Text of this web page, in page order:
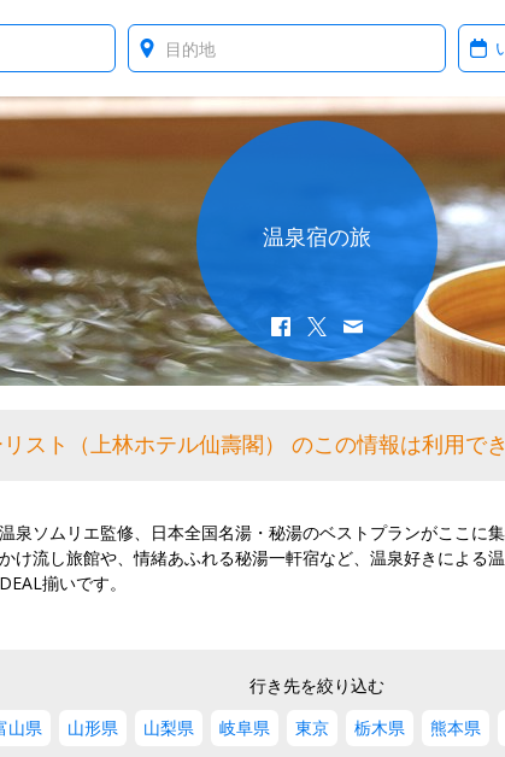
Where? When?
温泉宿の旅
スト（上林ホテル仙壽閣） のこの情報は利用で
温泉ソムリエ監修、日本全国名湯・秘湯のベストプランがここに
かけ流し旅館や、情緒あふれる秘湯一軒宿など、温泉好きによる
DEAL揃いです。
行き先を絞り込む
山県 山形県 山梨県 岐阜県 東京 栃木県 熊本県